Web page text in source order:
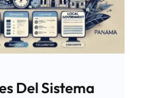
Del Sistema